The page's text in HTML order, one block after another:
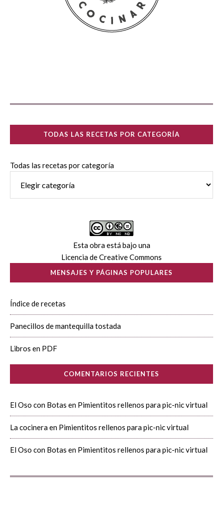
TODAS LAS RECETAS POR CATEGORÍA
Todas las recetas por categoría
Esta obra está bajo una
Licencia de Creative Commons
MENSAJES Y PÁGINAS POPULARES
Índice de recetas
Panecillos de mantequilla tostada
Libros en PDF
COMENTARIOS RECIENTES
El Oso con Botas en Pimientitos rellenos para pic-nic virtual
La cocineraen Pimientitos rellenos para pic-nic virtual
El Oso con Botas en Pimientitos rellenos para pic-nic virtual